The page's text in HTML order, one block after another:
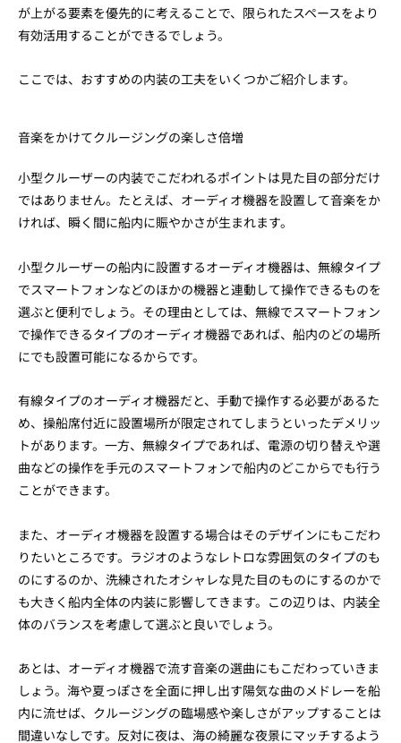
が上がる要素を優先的に考えることで、限られたスペースをより
有効活用することができるでしょう。
ここでは、おすすめの内装の工夫をいくつかご紹介します。
音楽をかけてクルージングの楽しさ倍増
小型クルーザーの内装でこだわれるポイントは見た目の部分だけ
ではありません。たとえば、オーディオ機器を設置して音楽をか
ければ、瞬く間に船内に賑やかさが生まれます。
小型クルーザーの船内に設置するオーディオ機器は、無線タイプ
でスマートフォンなどのほかの機器と連動して操作できるものを
選ぶと便利でしょう。その理由としては、無線でスマートフォン
で操作できるタイプのオーディオ機器であれば、船内のどの場所
にでも設置可能になるからです。
有線タイプのオーディオ機器だと、手動で操作する必要があるた
め、操船席付近に設置場所が限定されてしまうといったデメリッ
トがあります。一方、無線タイプであれば、電源の切り替えや選
曲などの操作を手元のスマートフォンで船内のどこからでも行う
ことができます。
また、オーディオ機器を設置する場合はそのデザインにもこだわ
りたいところです。ラジオのようなレトロな雰囲気のタイプのも
のにするのか、洗練されたオシャレな見た目のものにするのかで
も大きく船内全体の内装に影響してきます。この辺りは、内装全
体のバランスを考慮して選ぶと良いでしょう。
あとは、オーディオ機器で流す音楽の選曲にもこだわっていきま
しょう。海や夏っぽさを全面に押し出す陽気な曲のメドレーを船
内に流せば、クルージングの臨場感や楽しさがアップすることは
間違いなしです。反対に夜は、海の綺麗な夜景にマッチするよう